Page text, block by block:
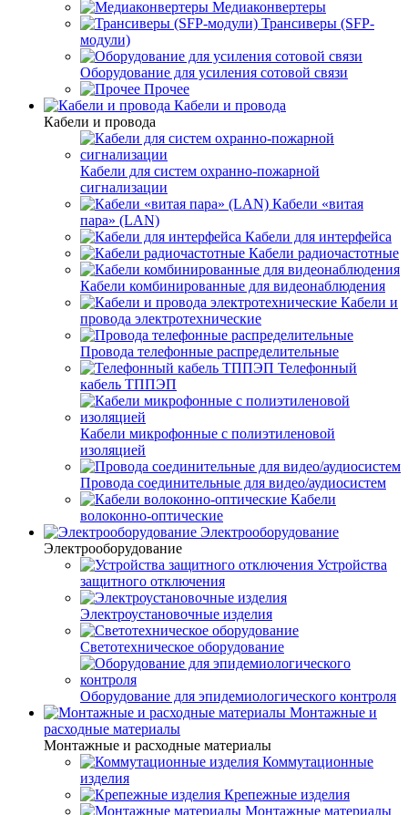
Медиаконвертеры
Трансиверы (SFP-
модули)
Оборудование для усиления сотовой связи
Прочее
Кабели и провода
Кабели и провода
Кабели для систем охранно-пожарной
сигнализации
Кабели «витая
пара» (LAN)
Кабели для интерфейса
Кабели радиочастотные
Кабели комбинированные для видеонаблюдения
Кабели и
провода электротехнические
Провода телефонные распределительные
Телефонный
кабель ТППЭП
Кабели микрофонные с полиэтиленовой
изоляцией
Провода соединительные для видео/аудиосистем
Кабели
волоконно-оптические
Электрооборудование
Электрооборудование
Устройства
защитного отключения
Электроустановочные изделия
Светотехническое оборудование
Оборудование для эпидемиологического контроля
Монтажные и
расходные материалы
Монтажные и расходные материалы
Коммутационные
изделия
Крепежные изделия
Монтажные материалы